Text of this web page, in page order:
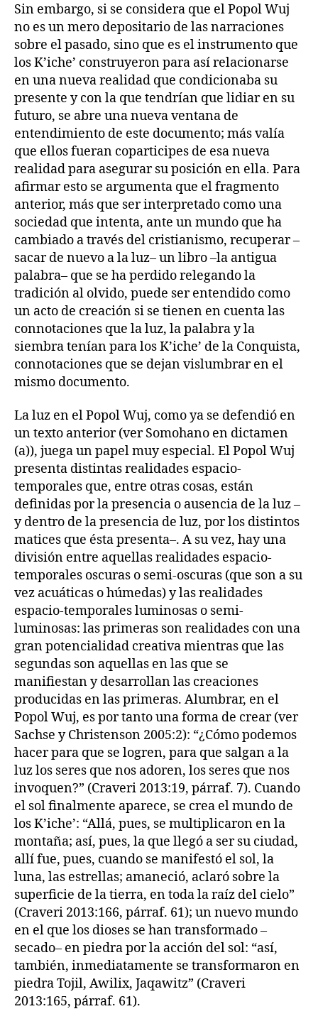
Sin embargo, si se considera que el Popol Wuj
no es un mero depositario de las narraciones
sobre el pasado, sino que es el instrumento que
los K’iche’ construyeron para así relacionarse
en una nueva realidad que condicionaba su
presente y con la que tendrían que lidiar en su
futuro, se abre una nueva ventana de
entendimiento de este documento; más valía
que ellos fueran coparticipes de esa nueva
realidad para asegurar su posición en ella. Para
afirmar esto se argumenta que el fragmento
anterior, más que ser interpretado como una
sociedad que intenta, ante un mundo que ha
cambiado a través del cristianismo, recuperar –
sacar de nuevo a la luz– un libro –la antigua
palabra– que se ha perdido relegando la
tradición al olvido, puede ser entendido como
un acto de creación si se tienen en cuenta las
connotaciones que la luz, la palabra y la
siembra tenían para los K’iche’ de la Conquista,
connotaciones que se dejan vislumbrar en el
mismo documento.
La luz en el Popol Wuj, como ya se defendió en
un texto anterior (ver Somohano en dictamen
(a)), juega un papel muy especial. El Popol Wuj
presenta distintas realidades espacio-
temporales que, entre otras cosas, están
definidas por la presencia o ausencia de la luz –
y dentro de la presencia de luz, por los distintos
matices que ésta presenta–. A su vez, hay una
división entre aquellas realidades espacio-
temporales oscuras o semi-oscuras (que son a su
vez acuáticas o húmedas) y las realidades
espacio-temporales luminosas o semi-
luminosas: las primeras son realidades con una
gran potencialidad creativa mientras que las
segundas son aquellas en las que se
manifiestan y desarrollan las creaciones
producidas en las primeras. Alumbrar, en el
Popol Wuj, es por tanto una forma de crear (ver
Sachse y Christenson 2005:2): “¿Cómo podemos
hacer para que se logren, para que salgan a la
luz los seres que nos adoren, los seres que nos
invoquen?” (Craveri 2013:19, párraf. 7). Cuando
el sol finalmente aparece, se crea el mundo de
los K’iche’: “Allá, pues, se multiplicaron en la
montaña; así, pues, la que llegó a ser su ciudad,
allí fue, pues, cuando se manifestó el sol, la
luna, las estrellas; amaneció, aclaró sobre la
superficie de la tierra, en toda la raíz del cielo”
(Craveri 2013:166, párraf. 61); un nuevo mundo
en el que los dioses se han transformado –
secado– en piedra por la acción del sol: “así,
también, inmediatamente se transformaron en
piedra Tojil, Awilix, Jaqawitz” (Craveri
2013:165, párraf. 61).